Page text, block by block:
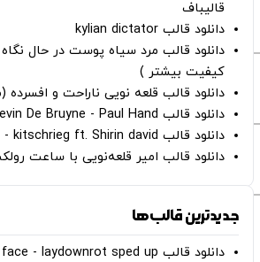
قالیباف
دانلود قالب kylian dictator
کیفیت بیشتر )
دانلود قالب قلعه نویی ناراحت و افسرده
دانلود قالب Oh Kevin De Bruyne - Paul Hand
دانلود قالب Gut Genug - kitschrieg ft. Shirin david
دانلود قالب امیر قلعه‌نویی با ساعت
جدیدترین قالب‌ها
دانلود قالب perfect face - laydownrot sped up